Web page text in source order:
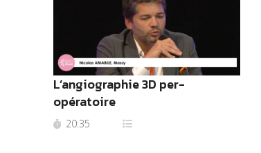
L’angiographie 3D per-
opératoire
20:35